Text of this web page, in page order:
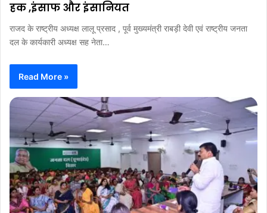
हक ,इंसाफ और इंसानियत
राजद के राष्ट्रीय अध्यक्ष लालू प्रसाद , पूर्व मुख्यमंत्री राबड़ी देवी एवं राष्ट्रीय जनता
दल के कार्यकारी अध्यक्ष सह नेता…
Read More »